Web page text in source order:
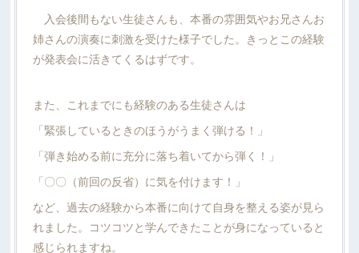
入会後間もない生徒さんも、本番の雰囲気やお兄さんお
姉さんの演奏に刺激を受けた様子でした。きっとこの経験
が発表会に活きてくるはずです。
また、これまでにも経験のある生徒さんは
「緊張しているときのほうがうまく弾ける！」
「弾き始める前に充分に落ち着いてから弾く！」
「〇〇（前回の反省）に気を付けます！」
など、過去の経験から本番に向けて自身を整える姿が見ら
れました。コツコツと学んできたことが身になっていると
感じられますね。